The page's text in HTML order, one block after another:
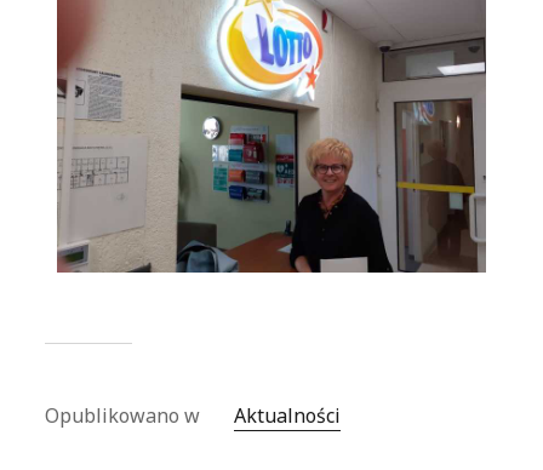
Opublikowano w Aktualności